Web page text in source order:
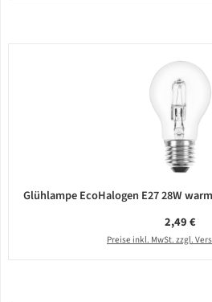
Glühlampe EcoHalogen E27 28W
Regulärer
2,49 €
Preise inkl. MwSt. zzgl.